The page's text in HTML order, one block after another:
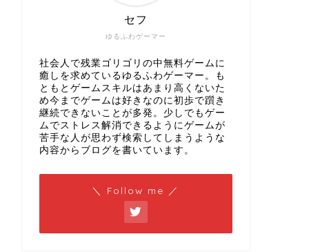
ゆるふわゲーマー
セフ
社会人で残業ゴリゴリの中無料ゲームに
癒しを求めているゆるふわゲーマー。も
ともとゲームスキルはあまり高くないた
め今までゲームは好きなのに初歩で躓き
継続できないことが多発。少しでもゲー
ムでストレス解消できるようにゲームが
苦手な人が思わず検索してしまうような
内容からブログを書いています。
＼ Follow me ／